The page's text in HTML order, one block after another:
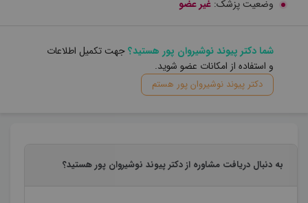
وضعیت پزشک: غیر عضو
شما دکتر پیوند نوشیروان پور هستید؟جهت تکمیل اطلاعات
و استفاده از امکانات عضو شوید.
دکتر پیوند نوشیروان پور هستم
به دنبال دریافت مشاوره از دکتر پیوند نوشیروان پور هستید؟